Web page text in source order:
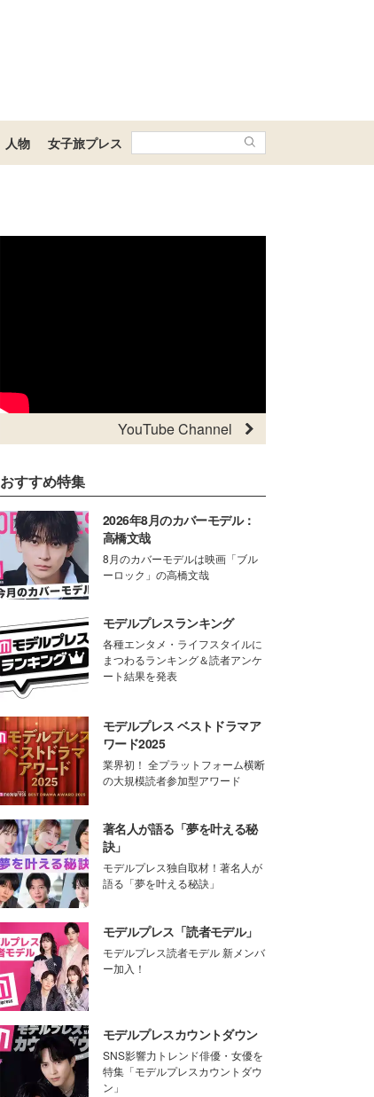
人物 女子旅プレス
YouTube Channel
おすすめ特集
2026年8月のカバーモデル：
高橋文哉
8月のカバーモデルは映画「ブル
ーロック」の高橋文哉
モデルプレスランキング
各種エンタメ・ライフスタイルに
まつわるランキング＆読者アンケ
ート結果を発表
モデルプレス ベストドラマア
ワード2025
業界初！ 全プラットフォーム横断
の大規模読者参加型アワード
著名人が語る「夢を叶える秘
訣」
モデルプレス独自取材！著名人が
語る「夢を叶える秘訣」
モデルプレス「読者モデル」
モデルプレス読者モデル 新メンバ
ー加入！
モデルプレスカウントダウン
SNS影響力トレンド俳優・女優を
特集「モデルプレスカウントダウ
ン」